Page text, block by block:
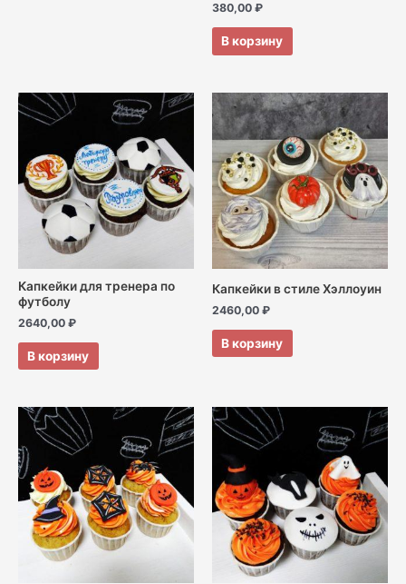
380,00 ₽
В корзину
Капкейки для тренера по
футболу
2640,00 ₽
В корзину
Капкейки в стиле Хэллоуин
2460,00 ₽
В корзину